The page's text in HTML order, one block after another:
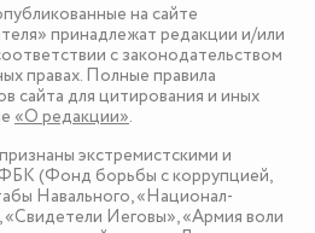
на сайте
принадлежат редакции и/или
с законодательством
правах. Полные правила
сайта для цитирования и иных
«О редакции».
экстремистскими и
(Фонд борьбы с коррупцией,
Навального, «Национал-
«Свидетели Иеговы», «Армия воли